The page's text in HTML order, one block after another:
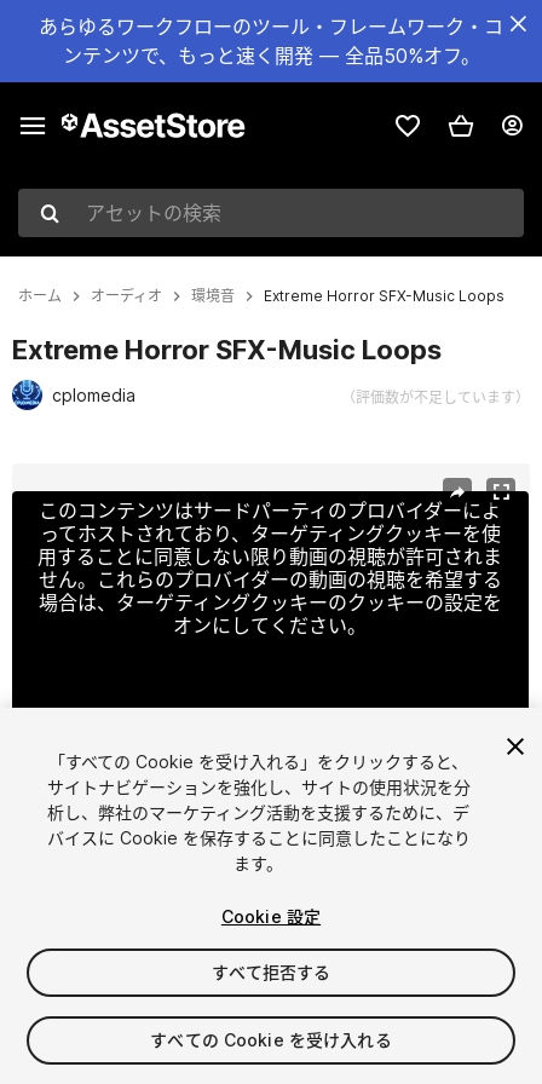
あらゆるワークフローのツール・フレームワーク・コ
ンテンツで、もっと速く開発 — 全品50%オフ。
アセットの検索
ホーム オーディオ 環境音 Extreme Horror SFX-Music Loops
Extreme Horror SFX-Music Loops
cplomedia （評価数が不足しています）
このコンテンツはサードパーティのプロバイダーによ
ってホストされており、ターゲティングクッキーを使
用することに同意しない限り動画の視聴が許可されま
せん。これらのプロバイダーの動画の視聴を希望する
場合は、ターゲティングクッキーのクッキーの設定を
オンにしてください。
1 /3
$10
消費税は決済時に計算されます
「すべての Cookie を受け入れる」をクリックすると、
サイトナビゲーションを強化し、サイトの使用状況を分
析し、弊社のマーケティング活動を支援するために、デ
バイスに Cookie を保存することに同意したことになり
ます。
Cookie 設定
すべて拒否する
すべての Cookie を受け入れる